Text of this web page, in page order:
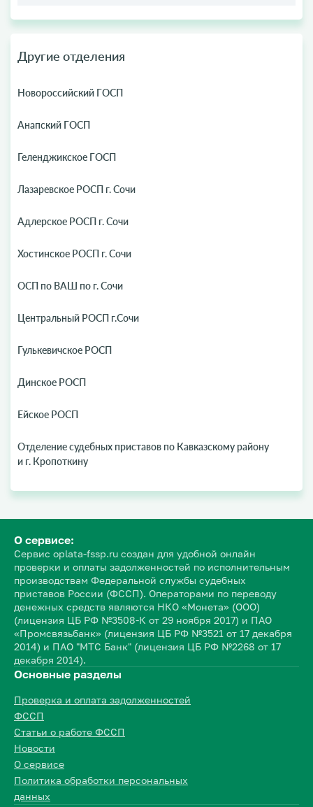
Другие отделения
Новороссийский ГОСП
Анапский ГОСП
Геленджикское ГОСП
Лазаревское РОСП г. Сочи
Адлерское РОСП г. Сочи
Хостинское РОСП г. Сочи
ОСП по ВАШ по г. Сочи
Центральный РОСП г.Сочи
Гулькевичское РОСП
Динское РОСП
Ейское РОСП
Отделение судебных приставов по Кавказскому району
и г. Кропоткину
О сервисе:
Сервис oplata-fssp.ru создан для удобной онлайн
проверки и оплаты задолженностей по исполнительным
производствам Федеральной службы судебных
приставов России (ФССП). Операторами по переводу
денежных средств являются НКО «Монета» (ООО)
(лицензия ЦБ РФ №3508-К от 29 ноября 2017) и ПАО
«Промсвязьбанк» (лицензия ЦБ РФ №3521 от 17 декабря
2014) и ПАО "МТС Банк" (лицензия ЦБ РФ №2268 от 17
декабря 2014).
Основные разделы
Проверка и оплата задолженностей
ФССП
Статьи о работе ФССП
Новости
О сервисе
Политика обработки персональных
данных